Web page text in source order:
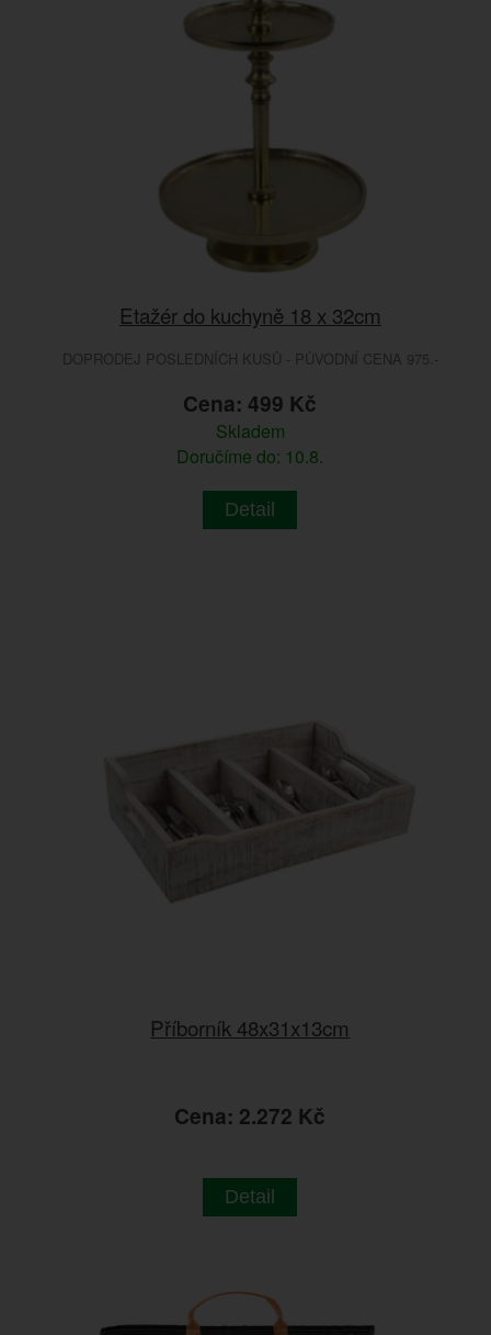
Etažér do kuchyně 18 x 32cm
DOPRODEJ POSLEDNÍCH KUSŮ - PŮVODNÍ CENA 975.-
Cena: 499 Kč
Skladem
Doručíme do: 10.8.
Detail
Příborník 48x31x13cm
Cena: 2.272 Kč
Detail